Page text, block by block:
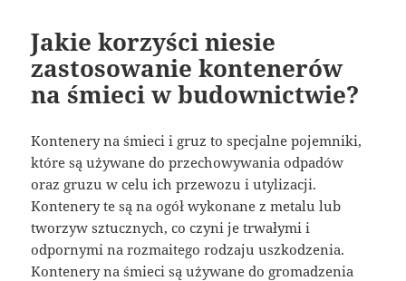
Jakie korzyści niesie
zastosowanie kontenerów
na śmieci w budownictwie?
Kontenery na śmieci i gruz to specjalne pojemniki,
które są używane do przechowywania odpadów
oraz gruzu w celu ich przewozu i utylizacji.
Kontenery te są na ogół wykonane z metalu lub
tworzyw sztucznych, co czyni je trwałymi i
odpornymi na rozmaitego rodzaju uszkodzenia.
Kontenery na śmieci są używane do gromadzenia